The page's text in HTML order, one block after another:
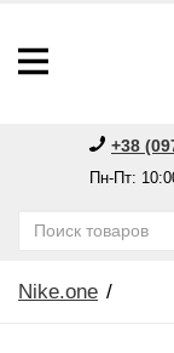
+38
Пн-Пт:
Nike.one